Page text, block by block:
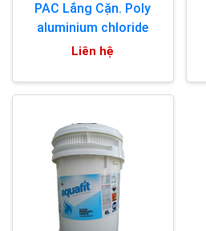
PAC Lắng Cặn. Poly
aluminium chloride
Liên hệ